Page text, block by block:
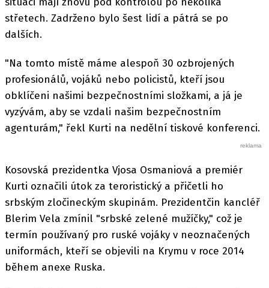
střetech. Zadrženo bylo šest lidí a pátrá se po
dalších.
"Na tomto místě máme alespoň 30 ozbrojených
profesionálů, vojáků nebo policistů, kteří jsou
obklíčeni našimi bezpečnostními složkami, a já je
vyzývám, aby se vzdali našim bezpečnostním
agenturám," řekl Kurti na nedělní tiskové konferenci.
Kosovská prezidentka Vjosa Osmaniová a premiér
Kurti označili útok za teroristický a přičetli ho
srbským zločineckým skupinám. Prezidentčin kancléř
Blerim Vela zmínil "srbské zelené mužíčky," což je
termín používaný pro ruské vojáky v neoznačených
uniformách, kteří se objevili na Krymu v roce 2014
během anexe Ruska.